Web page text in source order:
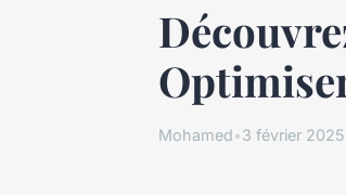
Mohamed•3 février 2025